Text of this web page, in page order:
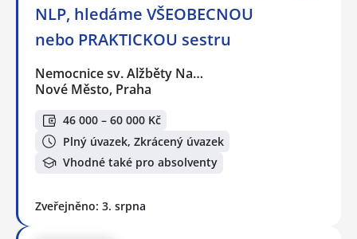
NLP, hledáme VŠEOBECNOU
nebo PRAKTICKOU sestru
Nemocnice sv. Alžběty Na…
Nové Město, Praha
46 000 – 60 000 Kč
Plný úvazek, Zkrácený úvazek
Vhodné také pro absolventy
Zveřejněno: 3. srpna